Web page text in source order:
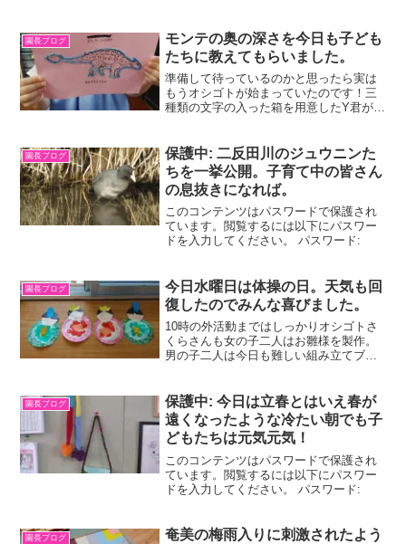
園長ブログ
モンテの奥の深さを今日も子ども
たちに教えてもらいました。
準備して待っているのかと思ったら実は
もうオシゴトが始まっていたのです！三
種類の文字の入った箱を用意したY君が座
は、”く”で始まる言葉を考えていたのでし
た。5個出来たら紙に...
園長ブログ
保護中: 二反田川のジュウニンた
ちを一挙公開。子育て中の皆さん
の息抜きになれば。
このコンテンツはパスワードで保護され
ています。閲覧するには以下にパスワー
ドを入力してください。 パスワード:
園長ブログ
今日水曜日は体操の日。天気も回
復したのでみんな喜びました。
10時の外活動まではしっかりオシゴトさ
くらさんも女の子二人はお雛様を製作。
男の子二人は今日も難しい組み立てブロ
ではいかないのに、飽きずに毎日のよう
にチャレンジするところ...
園長ブログ
保護中: 今日は立春とはいえ春が
遠くなったような冷たい朝でも子
どもたちは元気元気！
このコンテンツはパスワードで保護され
ています。閲覧するには以下にパスワー
ドを入力してください。 パスワード:
園長ブログ
奄美の梅雨入りに刺激されたよう